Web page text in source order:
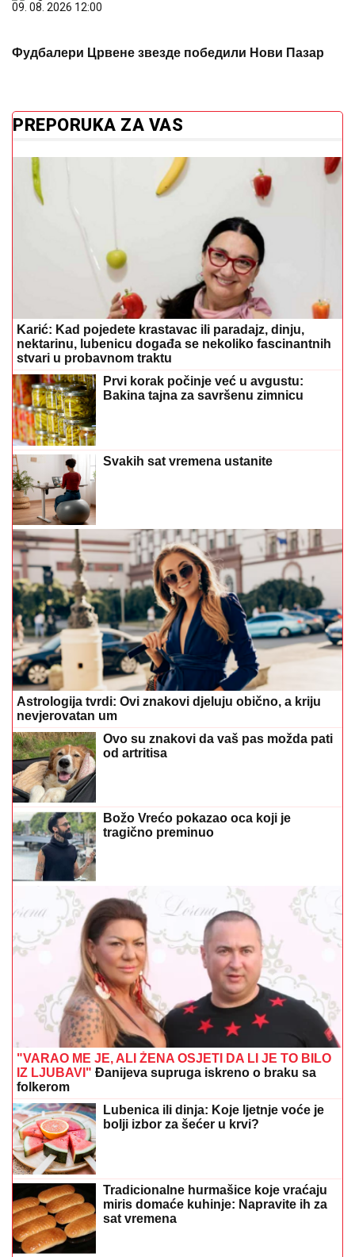
09. 08. 2026 12:00
Фудбалери Црвене звезде победили Нови Пазар
PREPORUKA ZA VAS
Karić: Kad pojedete krastavac ili paradajz, dinju,
nektarinu, lubenicu događa se nekoliko fascinantnih
stvari u probavnom traktu
Prvi korak počinje već u avgustu:
Bakina tajna za savršenu zimnicu
Svakih sat vremena ustanite
Astrologija tvrdi: Ovi znakovi djeluju obično, a kriju
nevjerovatan um
Ovo su znakovi da vaš pas možda pati
od artritisa
Božo Vrećo pokazao oca koji je
tragično preminuo
"VARAO ME JE, ALI ŽENA OSJETI DA LI JE TO BILO
IZ LJUBAVI" Đanijeva supruga iskreno o braku sa
folkerom
Lubenica ili dinja: Koje ljetnje voće je
bolji izbor za šećer u krvi?
Tradicionalne hurmašice koje vraćaju
miris domaće kuhinje: Napravite ih za
sat vremena